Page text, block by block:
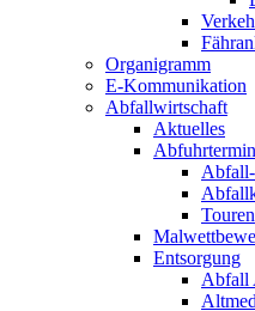
Organigramm
E-Kommunikation
Abfallwirtschaft
Aktuelles
Entsorgung
Abfall